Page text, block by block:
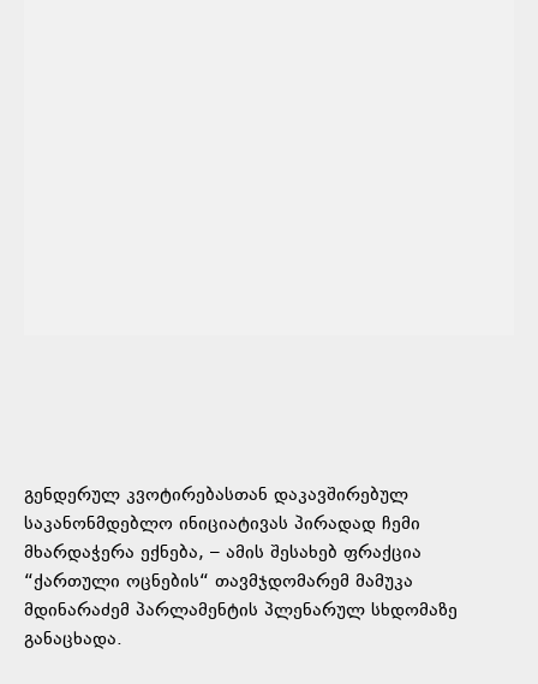
გენდერულ კვოტირებასთან დაკავშირებულ
საკანონმდებლო ინიციატივას პირადად ჩემი
მხარდაჭერა ექნება, – ამის შესახებ ფრაქცია
“ქართული ოცნების“ თავმჯდომარემ მამუკა
მდინარაძემ პარლამენტის პლენარულ სხდომაზე
განაცხადა.